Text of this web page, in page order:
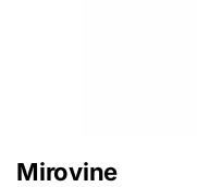
Mirovine